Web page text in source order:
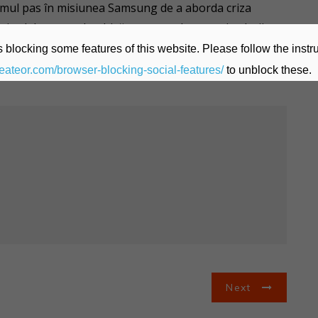
pas în misiunea Samsung de a aborda criza
colaborarea deschisă pentru a descoperi soluții
afla mai multe despre viziunea Samsung pentru
Next
blocking some features of this website. Please follow the
browser-blocking-social-features/to unblock these.